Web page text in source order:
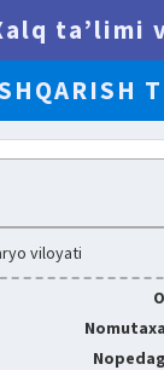
ta’limi
viloyati